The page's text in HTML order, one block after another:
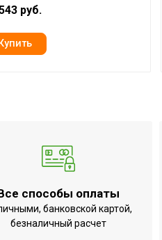
руб.
способы оплаты
банковской картой,
безналичный расчет